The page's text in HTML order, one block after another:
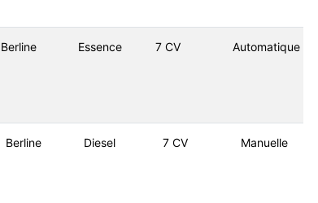
Berline Essence 7 CV Automatique
Berline Diesel 7 CV Manuelle